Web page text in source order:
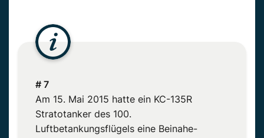
# 7
Am 15. Mai 2015 hatte ein KC-135R
Stratotanker des 100.
Luftbetankungsflügels eine Beinahe-